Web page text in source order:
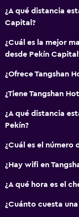
¿A qué distancia
Capital?
¿Cuál es la mejor
desde Pekín
¿Ofrece Tangshan
¿Tiene Tangshan
¿A qué distancia
Pekín?
¿Cuál es el número
¿Hay wifi en
¿A qué hora es el
¿Cuánto cuesta